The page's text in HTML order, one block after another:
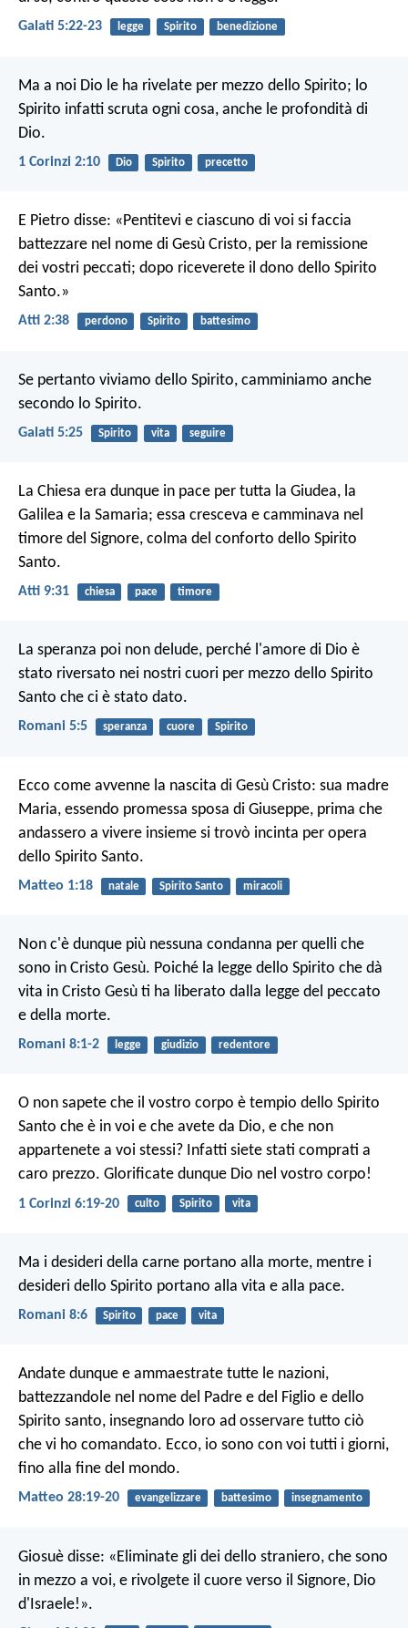
Galati 5:22-23 legge Spirito benedizione
Ma a noi Dio le ha rivelate per mezzo dello Spirito; lo
Spirito infatti scruta ogni cosa, anche le profondità di
Dio.
1 Corinzi 2:10 Dio Spirito precetto
E Pietro disse: «Pentitevi e ciascuno di voi si faccia
battezzare nel nome di Gesù Cristo, per la remissione
dei vostri peccati; dopo riceverete il dono dello Spirito
Santo.»
Atti 2:38 perdono Spirito battesimo
Se pertanto viviamo dello Spirito, camminiamo anche
secondo lo Spirito.
Galati 5:25 Spirito vita seguire
La Chiesa era dunque in pace per tutta la Giudea, la
Galilea e la Samaria; essa cresceva e camminava nel
timore del Signore, colma del conforto dello Spirito
Santo.
Atti 9:31 chiesa pace timore
La speranza poi non delude, perché l'amore di Dio è
stato riversato nei nostri cuori per mezzo dello Spirito
Santo che ci è stato dato.
Romani 5:5 speranza cuore Spirito
Ecco come avvenne la nascita di Gesù Cristo: sua madre
Maria, essendo promessa sposa di Giuseppe, prima che
andassero a vivere insieme si trovò incinta per opera
dello Spirito Santo.
Matteo 1:18 natale Spirito Santo miracoli
Non c'è dunque più nessuna condanna per quelli che
sono in Cristo Gesù. Poiché la legge dello Spirito che dà
vita in Cristo Gesù ti ha liberato dalla legge del peccato
e della morte.
Romani 8:1-2 legge giudizio redentore
O non sapete che il vostro corpo è tempio dello Spirito
Santo che è in voi e che avete da Dio, e che non
appartenete a voi stessi? Infatti siete stati comprati a
caro prezzo. Glorificate dunque Dio nel vostro corpo!
1 Corinzi 6:19-20 culto Spirito vita
Ma i desideri della carne portano alla morte, mentre i
desideri dello Spirito portano alla vita e alla pace.
Romani 8:6 Spirito pace vita
Andate dunque e ammaestrate tutte le nazioni,
battezzandole nel nome del Padre e del Figlio e dello
Spirito santo, insegnando loro ad osservare tutto ciò
che vi ho comandato. Ecco, io sono con voi tutti i giorni,
fino alla fine del mondo.
Matteo 28:19-20 evangelizzare battesimo insegnamento
Giosuè disse: «Eliminate gli dei dello straniero, che sono
in mezzo a voi, e rivolgete il cuore verso il Signore, Dio
d'Israele!».